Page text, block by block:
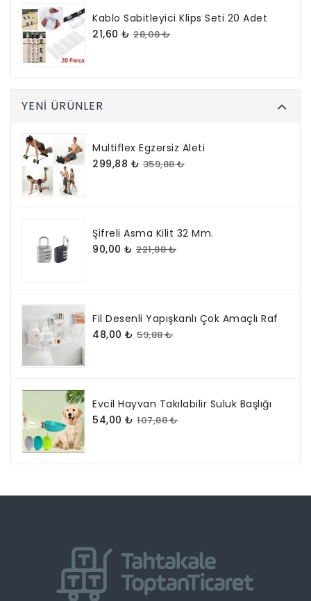
Kablo Sabitleyici Klips Seti 20 Adet
21,60 ₺ 28,08 ₺
YENI ÜRÜNLER
Multiflex Egzersiz Aleti
299,88 ₺ 359,88 ₺
Şifreli Asma Kilit 32 Mm.
90,00 ₺ 221,88 ₺
Fil Desenli Yapışkanlı Çok Amaçlı Raf
48,00 ₺ 59,88 ₺
Evcil Hayvan Takılabilir Suluk Başlığı
54,00 ₺ 107,88 ₺